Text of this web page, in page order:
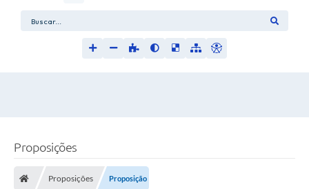
Buscar...
Proposições
Proposições Proposição